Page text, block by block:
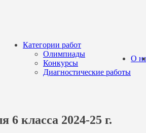
Категории работ
Олимпиады
Конкурсы
Диагностические работы
О
класса 2024-25 г.